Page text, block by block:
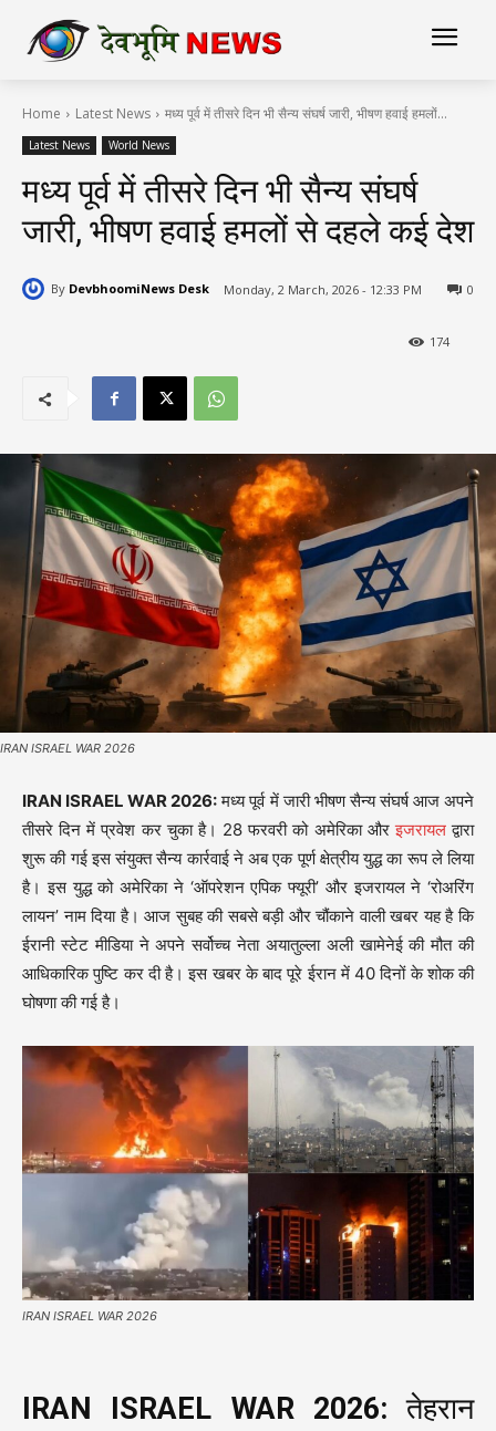
Home Latest News मध्य पूर्व में तीसरे दिन भी सैन्य संघर्ष जारी, भीषण हवाई हमलों...
Latest News World News
मध्य पूर्व में तीसरे दिन भी सैन्य संघर्ष
जारी, भीषण हवाई हमलों से दहले कई देश
By DevbhoomiNews Desk Monday, 2 March, 2026 - 12:33 PM 0
174
IRAN ISRAEL WAR 2026
IRAN ISRAEL WAR 2026:मध्य पूर्व में जारी भीषण सैन्य संघर्ष आज अपने
तीसरे दिन में प्रवेश कर चुका है। 28 फरवरी को अमेरिका औरइजरायलद्वारा
शुरू की गई इस संयुक्त सैन्य कार्रवाई ने अब एक पूर्ण क्षेत्रीय युद्ध का रूप ले लिया
है। इस युद्ध को अमेरिका ने ‘ऑपरेशन एपिक फ्यूरी’ और इजरायल ने ‘रोअरिंग
लायन’ नाम दिया है। आज सुबह की सबसे बड़ी और चौंकाने वाली खबर यह है कि
ईरानी स्टेट मीडिया ने अपने सर्वोच्च नेता अयातुल्ला अली खामेनेई की मौत की
आधिकारिक पुष्टि कर दी है। इस खबर के बाद पूरे ईरान में 40 दिनों के शोक की
घोषणा की गई है।
IRAN ISRAEL WAR 2026
IRAN ISRAEL WAR 2026:तेहरान